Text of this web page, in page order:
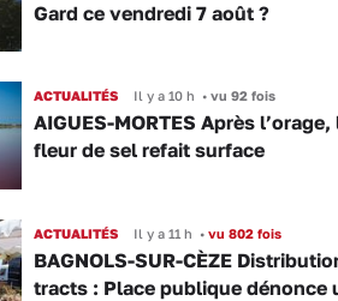
Gard ce vendredi 7 août ?
ACTUALITÉS Il y a 10 h •vu 92 fois
AIGUES-MORTES Après l’orage,
fleur de sel refait surface
ACTUALITÉS Il y a 11 h •vu 802 fois
BAGNOLS-SUR-CÈZE
tracts : Place publique dénonce